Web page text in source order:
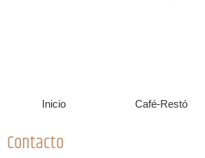
Inicio Café-Restó
Contacto